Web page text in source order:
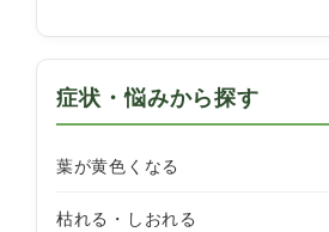
症状・悩みから探す
葉が黄色くなる
枯れる・しおれる